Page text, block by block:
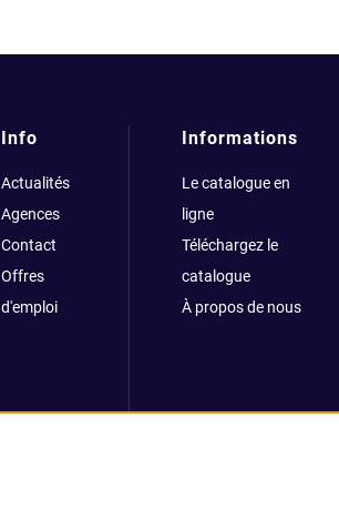
Info
Actualités
Agences
Contact
Offres
d'emploi
Informations
Le catalogue en
ligne
Téléchargez le
catalogue
À propos de nous